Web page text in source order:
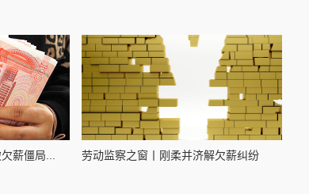
薪僵局... 劳动监察之窗丨刚柔并济解欠薪纠纷